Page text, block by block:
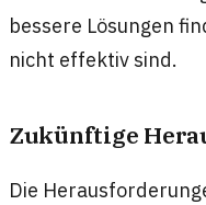
bessere Lösungen
nicht effektiv sind.
Zukünftige
Die